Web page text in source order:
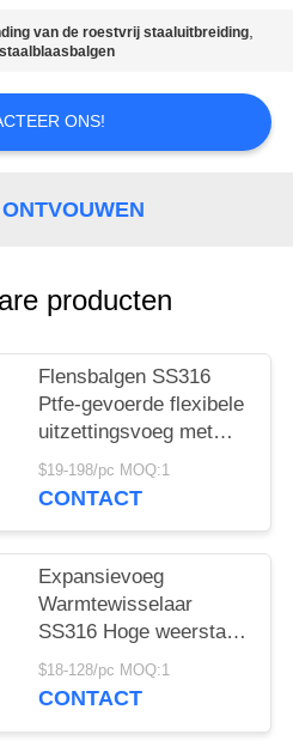
van de roestvrij staaluitbreiding,
ONS!
producten
Flensbalgen SS316
Ptfe-gevoerde flexibele
uitzettingsvoeg met
hoge weerstand
$19-198/pc MOQ:1
CONTACT
Expansievoeg
Warmtewisselaar
SS316 Hoge weerstand
Ptfe gevoerde flexibele
dilatatievoeg
$18-128/pc MOQ:1
CONTACT